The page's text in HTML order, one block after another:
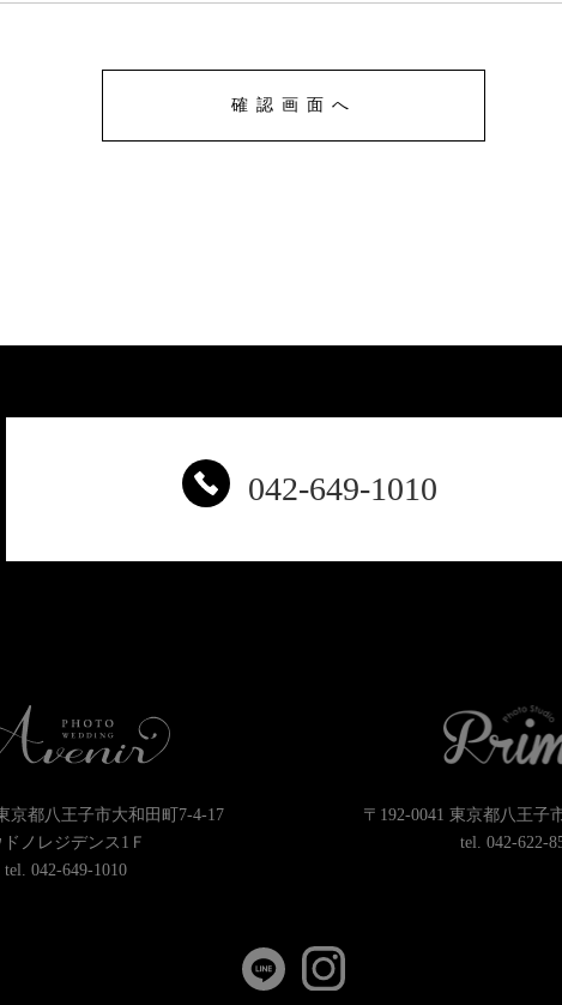
042-649-1010
京都八王子市大和田町7-4-17
ドノレジデンス1Ｆ
tel. 042-649-1010
〒192-0041 東京都八王子
tel. 042-622-